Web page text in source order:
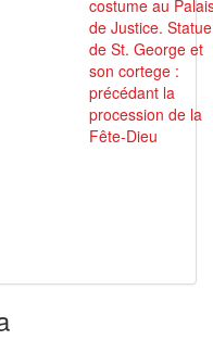
costume au
de Justice. Statue
de St. George et
son cortege :
précédant la
procession de la
Fête-Dieu